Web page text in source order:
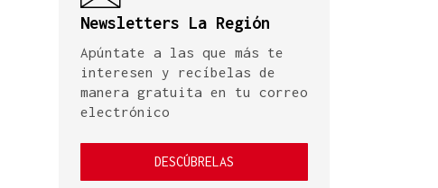
Newsletters La Región
Apúntate a las que más te
interesen y recíbelas de
manera gratuita en tu correo
electrónico
DESCÚBRELAS